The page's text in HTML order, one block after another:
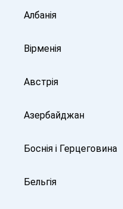
Албанія
Вірменія
Австрія
Азербайджан
Боснія і Герцеговина
Бельгія